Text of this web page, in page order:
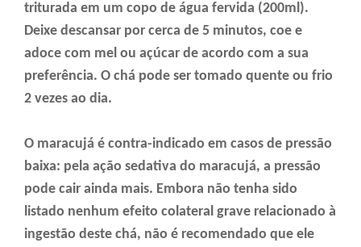
triturada em um copo de água fervida (200ml).
Deixe descansar por cerca de 5 minutos, coe e
adoce com mel ou açúcar de acordo com a sua
preferência. O chá pode ser tomado quente ou frio
2 vezes ao dia.
O maracujá é contra-indicado em casos de pressão
baixa: pela ação sedativa do maracujá, a pressão
pode cair ainda mais. Embora não tenha sido
listado nenhum efeito colateral grave relacionado à
ingestão deste chá, não é recomendado que ele